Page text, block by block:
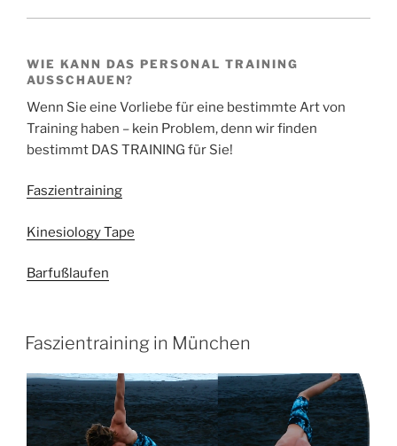
WIE KANN DAS PERSONAL TRAINING
AUSSCHAUEN?
Wenn Sie eine Vorliebe für eine bestimmte Art von
Training haben – kein Problem, denn wir finden
bestimmt DAS TRAINING für Sie!
Faszientraining
Kinesiology Tape
Barfußlaufen
Faszientraining in München